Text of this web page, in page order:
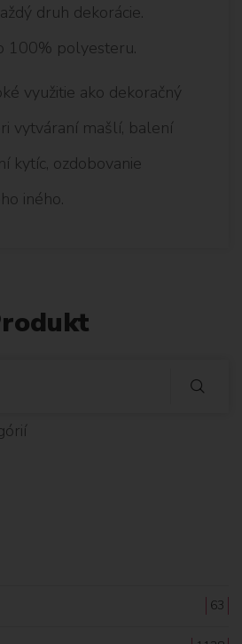
druh dekorácie.
100% polyesteru.
využitie ako dekoračný
vytváraní mašlí, balení
kytíc, ozdobovanie
iného.
63